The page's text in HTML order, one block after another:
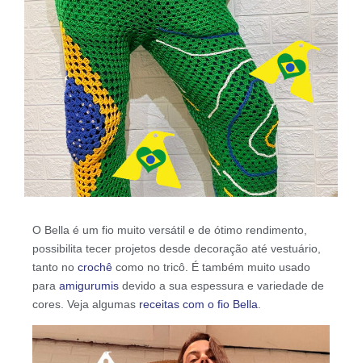
O Bella é um fio muito versátil e de ótimo rendimento,
possibilita tecer projetos desde decoração até vestuário,
tanto no crochê como no tricô. É também muito usado
para amigurumis devido a sua espessura e variedade de
cores. Veja algumas receitas com o fio Bella